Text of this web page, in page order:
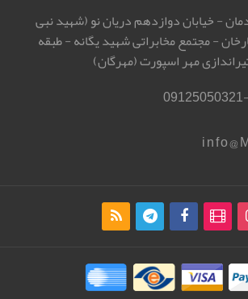
- خیابان دوازدهم دریان نو (شهید نبی
- مجتمع مخابراتی شهید یگانه - طبقه
مهر اسپورت (مهرگان)